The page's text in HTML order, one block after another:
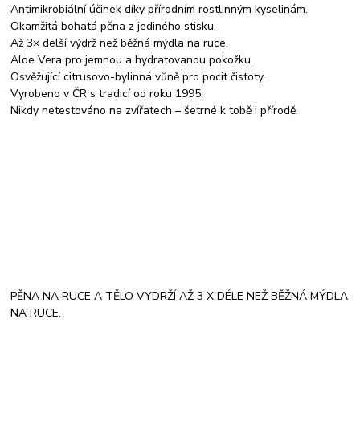
Antimikrobiální účinek díky přírodním rostlinným kyselinám.
Okamžitá bohatá pěna z jediného stisku.
Až 3× delší výdrž než běžná mýdla na ruce.
Aloe Vera pro jemnou a hydratovanou pokožku.
Osvěžující citrusovo-bylinná vůně pro pocit čistoty.
Vyrobeno v ČR s tradicí od roku 1995.
Nikdy netestováno na zvířatech – šetrné k tobě i přírodě.
PĚNA NA RUCE A TĚLO VYDRŽÍ AŽ 3 X DÉLE NEŽ BĚŽNÁ MÝDLA
NA RUCE.